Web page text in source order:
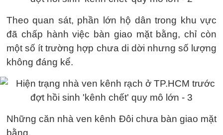
Theo quan sát, phần lớn hộ dân trong khu vực
đã chấp hành việc bàn giao mặt bằng, chỉ còn
một số ít trường hợp chưa di dời nhưng số lượng
không đáng kể.
Những căn nhà ven kênh Đôi chưa bàn giao mặt
bằng.